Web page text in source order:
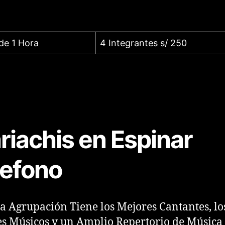
1 Hora 4 Integrantes s/ 250
en Espinar
Agrupación Tiene los Mejores Cantantes,